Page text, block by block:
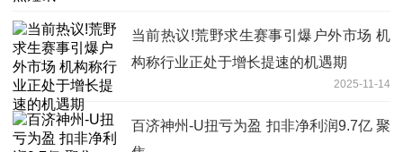
当前热议!荒野求生赛事引爆户外市场 机
构称行业正处于增长提速的机遇期
2025-11-14
百济神州-U扭亏为盈 扣非净利润9.7亿 聚